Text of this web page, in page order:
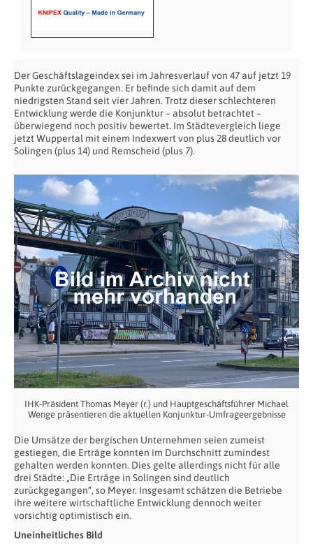
Der Geschäftslageindex sei im Jahresverlauf von 47 auf jetzt 19
Punkte zurückgegangen. Er befinde sich damit auf dem
niedrigsten Stand seit vier Jahren. Trotz dieser schlechteren
Entwicklung werde die Konjunktur – absolut betrachtet –
überwiegend noch positiv bewertet. Im Städtevergleich liege
jetzt Wuppertal mit einem Indexwert von plus 28 deutlich vor
Solingen (plus 14) und Remscheid (plus 7).
IHK-Präsident Thomas Meyer (r.) und Hauptgeschäftsführer Michael
Wenge präsentieren die aktuellen Konjunktur-Umfrageergebnisse
Die Umsätze der bergischen Unternehmen seien zumeist
gestiegen, die Erträge konnten im Durchschnitt zumindest
gehalten werden konnten. Dies gelte allerdings nicht für alle
drei Städte: „Die Erträge in Solingen sind deutlich
zurückgegangen“, so Meyer. Insgesamt schätzen die Betriebe
ihre weitere wirtschaftliche Entwicklung dennoch weiter
vorsichtig optimistisch ein.
Uneinheitliches Bild